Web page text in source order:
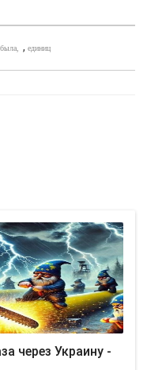
была , единиц